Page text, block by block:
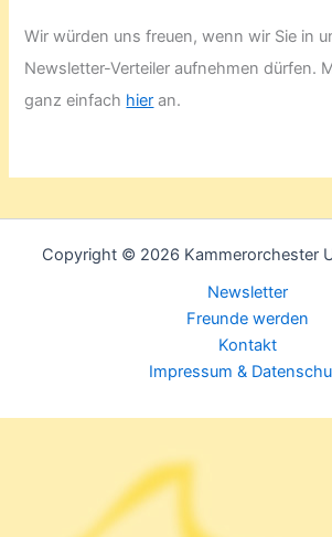
Wir würden uns freuen, wenn wir Sie in
Newsletter-Verteiler aufnehmen dürfen.
ganz einfach hier an.
Copyright © 2026 Kammerorchester
Newsletter
Freunde werden
Kontakt
Impressum &